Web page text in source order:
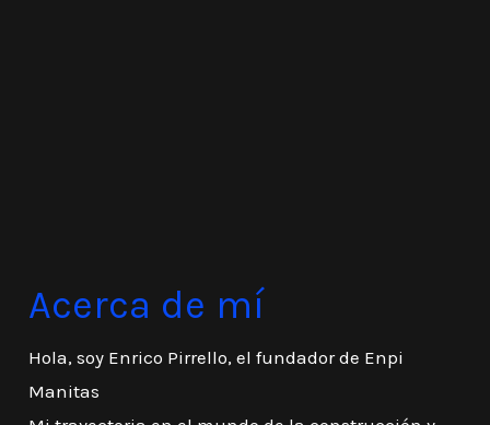
Acerca de mí
Hola, soy Enrico Pirrello, el fundador de Enpi
Manitas